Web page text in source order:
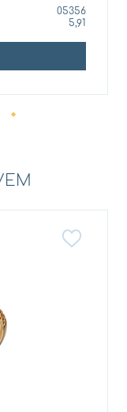
05356
5,91